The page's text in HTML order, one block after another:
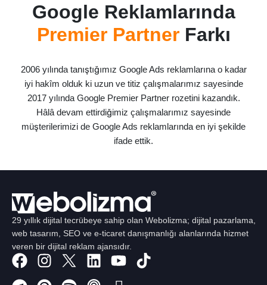
Google Reklamlarında
Premier PartnerFarkı
2006 yılında tanıştığımız Google Ads reklamlarına o kadar
iyi hakîm olduk ki uzun ve titiz çalışmalarımız sayesinde
2017 yılında Google Premier Partner rozetini kazandık.
Hâlâ devam ettirdiğimiz çalışmalarımız sayesinde
müşterilerimizi de Google Ads reklamlarında en iyi şekilde
ifade ettik.
29 yıllık dijital tecrübeye sahip olan Webolizma; dijital pazarlama,
web tasarım, SEO ve e-ticaret danışmanlığı alanlarında hizmet
veren bir dijital reklam ajansıdır.